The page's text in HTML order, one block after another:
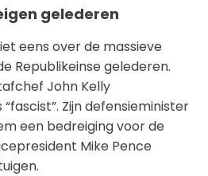
gelederen
eens over de massieve
Republikeinse gelederen.
John Kelly
Zijn defensieminister
een bedreiging voor de
Mike Pence